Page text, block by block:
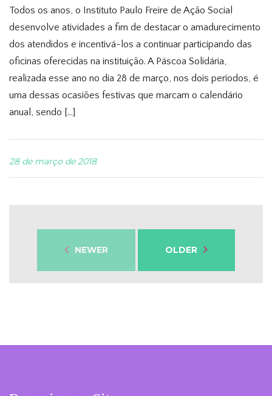
Todos os anos, o Instituto Paulo Freire de Ação Social
desenvolve atividades a fim de destacar o amadurecimento
dos atendidos e incentivá-los a continuar participando das
oficinas oferecidas na instituição. A Páscoa Solidária,
realizada esse ano no dia 28 de março, nos dois períodos, é
uma dessas ocasiões festivas que marcam o calendário
anual, sendo […]
28 de março de 2018
NEWER OLDER